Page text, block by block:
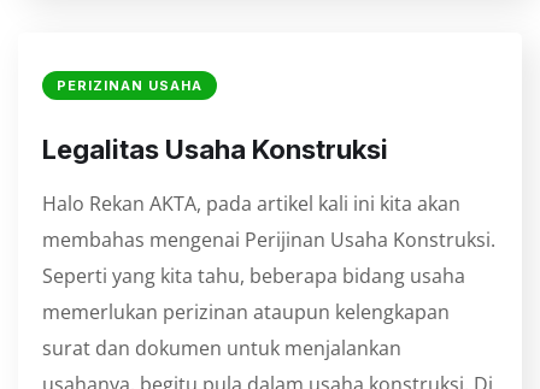
PERIZINAN USAHA
Legalitas Usaha Konstruksi
Halo Rekan AKTA, pada artikel kali ini kita akan
membahas mengenai Perijinan Usaha Konstruksi.
Seperti yang kita tahu, beberapa bidang usaha
memerlukan perizinan ataupun kelengkapan
surat dan dokumen untuk menjalankan